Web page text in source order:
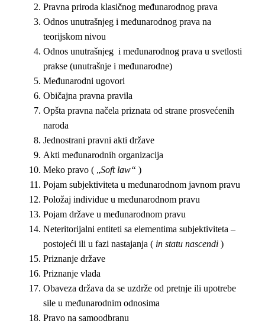
Pravna priroda klasičnog međunarodnog prava
Odnos unutrašnjeg i međunarodnog prava na
teorijskom nivou
Odnos unutrašnjeg i međunarodnog prava u svetlosti
prakse (unutrašnje i međunarodne)
Međunarodni ugovori
Običajna pravna pravila
Opšta pravna načela priznata od strane prosvećenih
naroda
Jednostrani pravni akti države
Akti međunarodnih organizacija
Meko pravo ( „Soft law“ )
Pojam subjektiviteta u međunarodnom javnom pravu
Položaj individue u međunarodnom pravu
Pojam države u međunarodnom pravu
Neteritorijalni entiteti sa elementima subjektiviteta –
postojeći ili u fazi nastajanja ( in statu nascendi )
Priznanje države
Priznanje vlada
Obaveza država da se uzdrže od pretnje ili upotrebe
sile u međunarodnim odnosima
Pravo na samoodbranu